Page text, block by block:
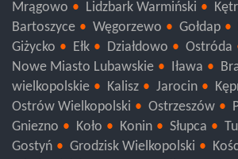
Mrągowo
Lidzbark Warmiński
Bartoszyce
Węgorzewo Gołdap
Giżycko
Ełk Działdowo
Ostróda
Nowe Miasto Lubawskie
Iława
wielkopolskie
Kalisz Jarocin
Ostrów Wielkopolski
Ostrzeszów
Gniezno
Koło Konin Słupca
Gostyń
Grodzisk Wielkopolski